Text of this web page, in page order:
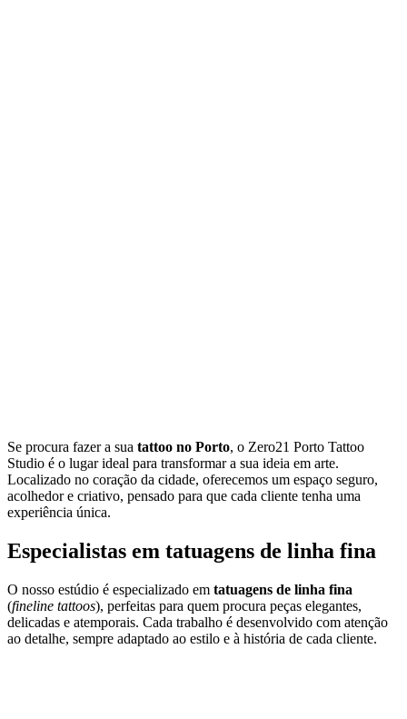
Se procura fazer a sua tattoo no Porto, o Zero21 Porto Tattoo
Studio é o lugar ideal para transformar a sua ideia em arte.
Localizado no coração da cidade, oferecemos um espaço seguro,
acolhedor e criativo, pensado para que cada cliente tenha uma
experiência única.
Especialistas em tatuagens de linha fina
O nosso estúdio é especializado em tatuagens de linha fina
(fineline tattoos), perfeitas para quem procura peças elegantes,
delicadas e atemporais. Cada trabalho é desenvolvido com atenção
ao detalhe, sempre adaptado ao estilo e à história de cada cliente.